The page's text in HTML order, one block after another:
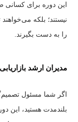
این دوره برای
نیستند؛ بلکه
را به دست بگیرند.
مدیران ارشد
اگر شما مسئول
بلندمدت هستید، این